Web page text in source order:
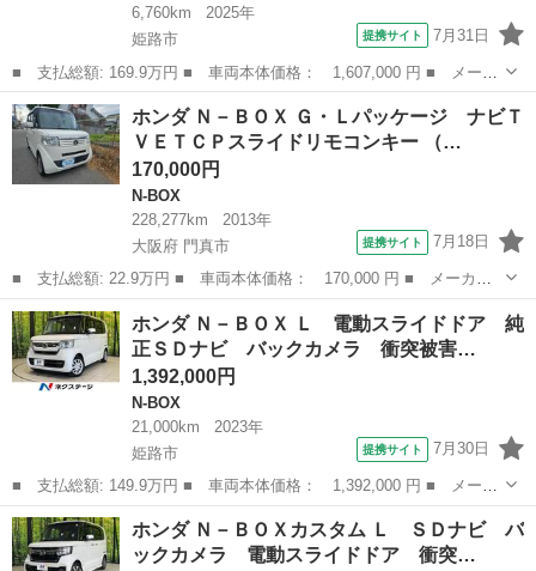
6,760km
2025年
姫路市
提携サイト 7月31日
■ 支払総額: 169.9万円 ■ 車両本体価格： 1,607,000 円 ■ メーカ
ー名： ホンダ ■ 車種名： Ｎ－ＢＯＸ ■ グレード名： ベース
グレード 電動スライドドア 純正ＳＤナビ バックカメラ 衝突被
害軽減シ...
兵庫 姫路市 N-BOX
ホンダ Ｎ－ＢＯＸ Ｇ・Ｌパッケージ ナビＴ
ＶＥＴＣＰスライドリモコンキー （…
170,000円
N-BOX
228,277km
2013年
大阪府 門真市
提携サイト 7月18日
■ 支払総額: 22.9万円 ■ 車両本体価格： 170,000 円 ■ メーカー
名： ホンダ ■ 車種名： Ｎ－ＢＯＸ ■ グレード名： Ｇ・Ｌパ
ッケージ ナビＴＶＥＴＣＰスライドリモコンキー ■ 排気量：
660cc ...
大阪 門真市 N-BOX
ホンダ Ｎ－ＢＯＸ Ｌ 電動スライドドア 純
正ＳＤナビ バックカメラ 衝突被害…
1,392,000円
N-BOX
21,000km
2023年
姫路市
提携サイト 7月30日
■ 支払総額: 149.9万円 ■ 車両本体価格： 1,392,000 円 ■ メーカ
ー名： ホンダ ■ 車種名： Ｎ－ＢＯＸ ■ グレード名： Ｌ 電
動スライドドア 純正ＳＤナビ バックカメラ 衝突被害軽減システ
ム 禁煙...
兵庫 姫路市 N-BOX
ホンダ Ｎ－ＢＯＸカスタム Ｌ ＳＤナビ バ
ックカメラ 電動スライドドア 衝突…